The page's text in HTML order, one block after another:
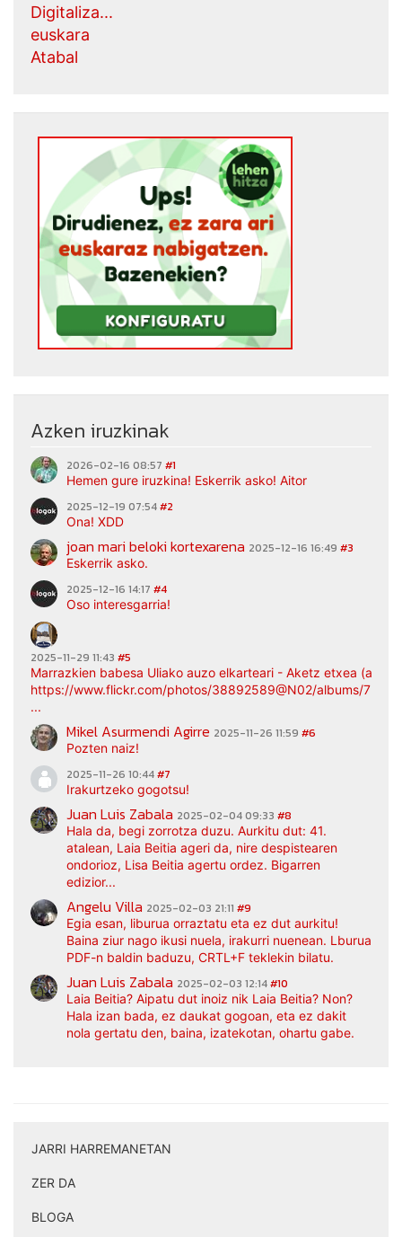
Digitaliza...
euskara
Atabal
Azken iruzkinak
2026-02-16 08:57 #1
Hemen gure iruzkina! Eskerrik asko! Aitor
2025-12-19 07:54#2
Ona! XDD
joan mari beloki kortexarena 2025-12-16 16:49 #3
Eskerrik asko.
2025-12-16 14:17 #4
Oso interesgarria!
2025-11-29 11:43 #5
Marrazkien babesa Uliako auzo elkarteari - Aketz etxea
https://www.flickr.com/photos/38892589@N02/albums/
...
Mikel Asurmendi Agirre 2025-11-26 11:59 #6
Pozten naiz!
2025-11-26 10:44#7
Irakurtzeko gogotsu!
Juan Luis Zabala 2025-02-04 09:33 #8
Hala da, begi zorrotza duzu. Aurkitu dut: 41.
atalean, Laia Beitia ageri da, nire despistearen
ondorioz, Lisa Beitia agertu ordez. Bigarren
edizior...
Angelu Villa 2025-02-03 21:11 #9
Egia esan, liburua orraztatu eta ez dut aurkitu!
Baina ziur nago ikusi nuela, irakurri nuenean. Lburua
PDF-n baldin baduzu, CRTL+F teklekin bilatu.
Juan Luis Zabala 2025-02-03 12:14#10
Laia Beitia? Aipatu dut inoiz nik Laia Beitia? Non?
Hala izan bada, ez daukat gogoan, eta ez dakit
nola gertatu den, baina, izatekotan, ohartu gabe.
JARRI HARREMANETAN
ZER DA
BLOGA